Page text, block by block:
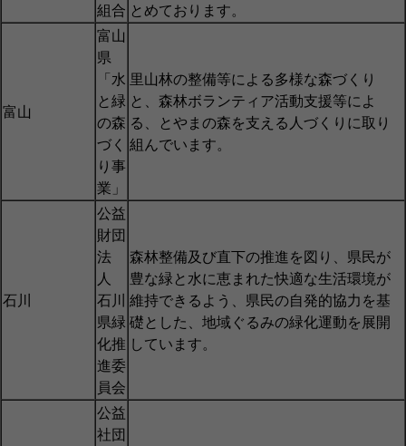
組合 とめております。
富山
富山
県
「水
と緑
の森
づく
り事
業」
里山林の整備等による多様な森づくり
と、森林ボランティア活動支援等によ
る、とやまの森を支える人づくりに取り
組んでいます。
石川
公益
財団
法
人
石川
県緑
化推
進委
員会
森林整備及び直下の推進を図り、県民が
豊な緑と水に恵まれた快適な生活環境が
維持できるよう、県民の自発的協力を基
礎とした、地域ぐるみの緑化運動を展開
しています。
公益
社団